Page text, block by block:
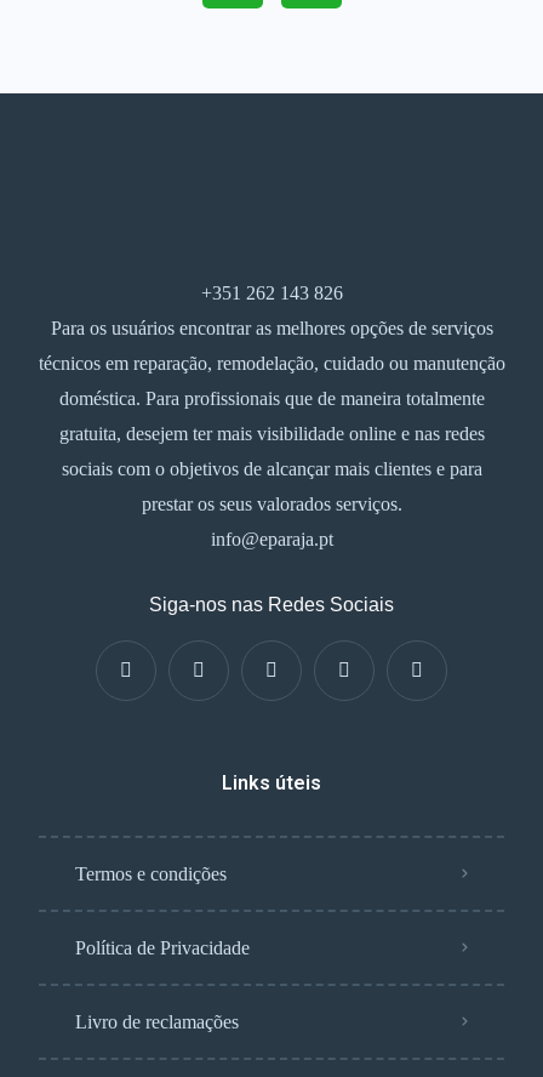
+351 262 143 826
Para os usuários encontrar as melhores opções de serviços
técnicos em reparação, remodelação, cuidado ou manutenção
doméstica. Para profissionais que de maneira totalmente
gratuita, desejem ter mais visibilidade online e nas redes
sociais com o objetivos de alcançar mais clientes e para
prestar os seus valorados serviços.
info@eparaja.pt
Siga-nos nas Redes Sociais
Links úteis
Termos e condições
Política de Privacidade
Livro de reclamações